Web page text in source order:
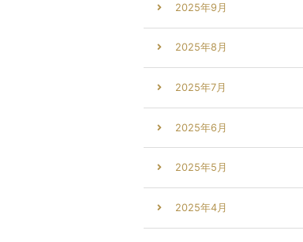
2025年9月
2025年8月
2025年7月
2025年6月
2025年5月
2025年4月